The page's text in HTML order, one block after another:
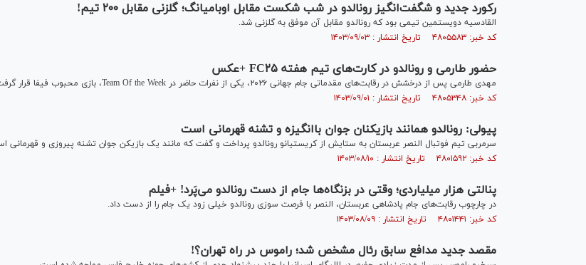
رکورد جدید و شگفت‌انگیز رونالدو در شب شکست مقابل اوبامیانگ؛ گلزنی مقابل ۲۰۰ تیم!
القادسیه دویستمین تیمی بود که رونالدو مقابل آن موفق به گلزنی شد.
کد خبر: ۴۸۰۵۵۸۳ تاریخ انتشار : ۱۴۰۳/۰۹/۰۳
حضور طارمی و رونالدو در کارت‌های تیم هفته FC۲۵ +عکس
مهدی طارمی پس از درخشش در رقابت‌های مقدماتی جام جهانی ۲۰۲۶، یکی از نفرات حاضر در Team Of the Week، بازی محبوب فیفا قرار گرفت.
کد خبر: ۴۸۰۵۳۴۸ تاریخ انتشار : ۱۴۰۳/۰۹/۰۱
پیولی: رونالدو همانند بازیکنان جوان باانگیزه و تشنه قهرمانی است
سرمربی تیم فوتبال النصر عربستان به ستایش از کریستیانو رونالدو پرداخت و گفت که مانند یک بازیکن جوان تشنه پیروزی و قهرمانی
کد خبر: ۴۸۰۱۵۹۲ تاریخ انتشار : ۱۴۰۳/۰۸/۱۰
پنالتی هزار میلیاردی؛ وقتی در بزنگاه‌ها جام از دست رونالدو می‌پَرد! +فیلم
در چارچوب رقابت‌های جام پادشاهی عربستان، النصر با فرصت سوزی رونالدو خیلی زود یک جام را از دست داد.
کد خبر: ۴۸۰۱۴۴۱ تاریخ انتشار : ۱۴۰۳/۰۸/۰۹
مقصد جدید مدافع سابق رئال مشخص شد؛ راموس در راه تهران؟!